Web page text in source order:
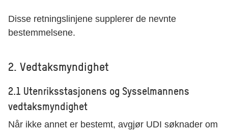
Disse retningslinjene supplerer de nevnte
bestemmelsene.
2. Vedtaksmyndighet
2.1 Utenriksstasjonens og Sysselmannens
vedtaksmyndighet
Når ikke annet er bestemt, avgjør UDI søknader om